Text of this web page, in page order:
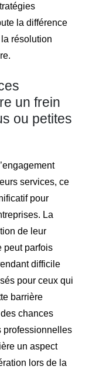
la différence
résolution
un frein
ou petites
services, ce
pour
La
de leur
peut parfois
difficile
pour ceux qui
barrière
chances
professionnelles
un aspect
lors de la